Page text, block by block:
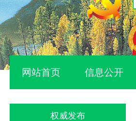
网站首页 信息公开
权威发布